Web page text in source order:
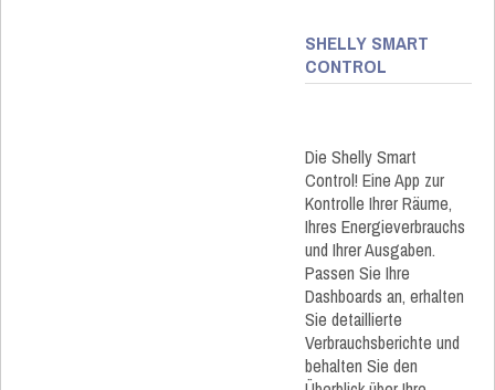
SHELLY SMART
CONTROL
Die Shelly Smart
Control! Eine App zur
Kontrolle Ihrer Räume,
Ihres Energieverbrauchs
und Ihrer Ausgaben.
Passen Sie Ihre
Dashboards an, erhalten
Sie detaillierte
Verbrauchsberichte und
behalten Sie den